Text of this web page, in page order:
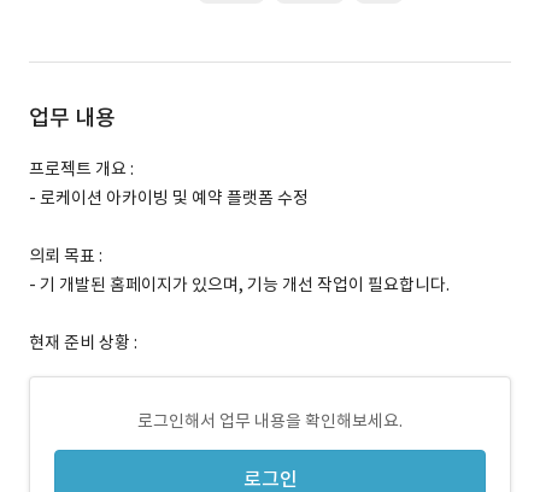
업무 내용
프로젝트 개요 :
- 로케이션 아카이빙 및 예약 플랫폼 수정
의뢰 목표 :
- 기 개발된 홈페이지가 있으며, 기능 개선 작업이 필요합니다.
현재 준비 상황 :
로그인해서 업무 내용을 확인해보세요.
로그인